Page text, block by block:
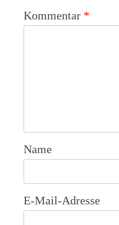
Kommentar *
Name
E-Mail-Adresse